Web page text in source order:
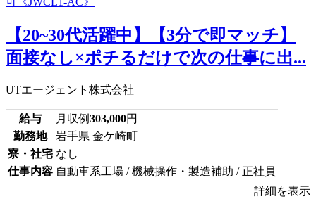
【20~30代活躍中】【3分で即マッチ】
面接なし×ポチるだけで次の仕事に出...
UTエージェント株式会社
給与 月収例303,000円
勤務地
岩手県 金ケ崎町
寮・社宅 なし
仕事内容 自動車系工場 / 機械操作・製造補助 / 正社員
詳細を表示